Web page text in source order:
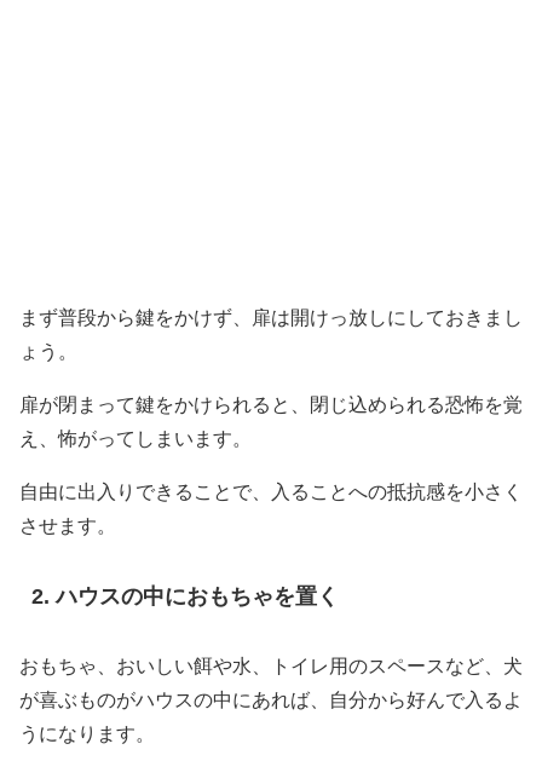
まず普段から鍵をかけず、扉は開けっ放しにしておきまし
ょう。
扉が閉まって鍵をかけられると、閉じ込められる恐怖を覚
え、怖がってしまいます。
自由に出入りできることで、入ることへの抵抗感を小さく
させます。
ハウスの中におもちゃを置く
おもちゃ、おいしい餌や水、トイレ用のスペースなど、犬
が喜ぶものがハウスの中にあれば、自分から好んで入るよ
うになります。